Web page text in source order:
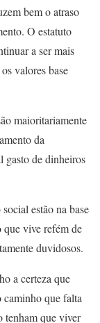
bem o atraso
O estatuto
a ser mais
valores base
maioritariamente
da
gasto de dinheiros
estão na base
que vive refém de
duvidosos.
a certeza que
caminho que falta
tenham que viver